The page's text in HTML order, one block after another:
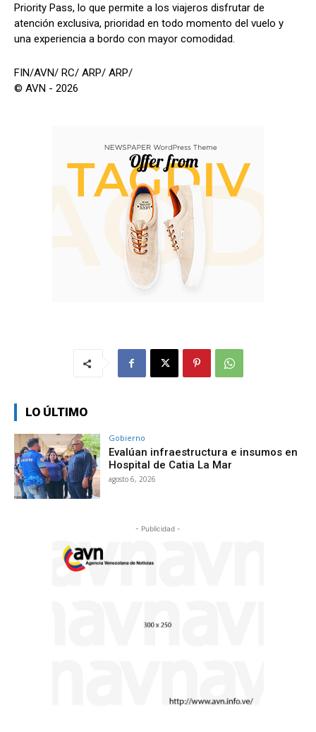
Priority Pass, lo que permite a los viajeros disfrutar de
atención exclusiva, prioridad en todo momento del vuelo y
una experiencia a bordo con mayor comodidad.
FIN/AVN/ RC/ ARP/ ARP/
© AVN - 2026
LO ÚLTIMO
Gobierno
Evalúan infraestructura e insumos en
Hospital de Catia La Mar
agosto 6, 2026
- Publicidad -